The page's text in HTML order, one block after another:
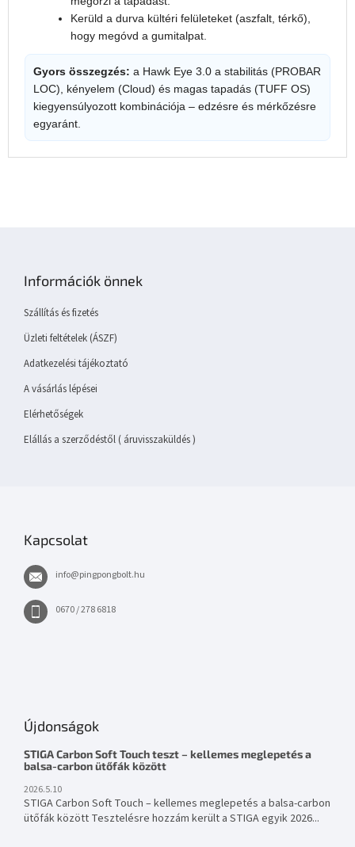
Kerüld a durva kültéri felületeket (aszfalt, térkő),
hogy megóvd a gumitalpat.
Gyors összegzés: a Hawk Eye 3.0 a stabilitás (PROBAR
LOC), kényelem (Cloud) és magas tapadás (TUFF OS)
kiegyensúlyozott kombinációja – edzésre és mérkőzésre
egyaránt.
Információk önnek
Szállítás és fizetés
Üzleti feltételek (ÁSZF)
Adatkezelési tájékoztató
A vásárlás lépései
Elérhetőségek
Elállás a szerződéstől ( áruvisszaküldés )
Kapcsolat
info@pingpongbolt.hu
0670 / 278 6818
Újdonságok
STIGA Carbon Soft Touch teszt – kellemes meglepetés a
balsa-carbon ütőfák között
2026.5.10
STIGA Carbon Soft Touch – kellemes meglepetés a balsa-carbon
ütőfák között Tesztelésre hozzám került a STIGA egyik 2026...